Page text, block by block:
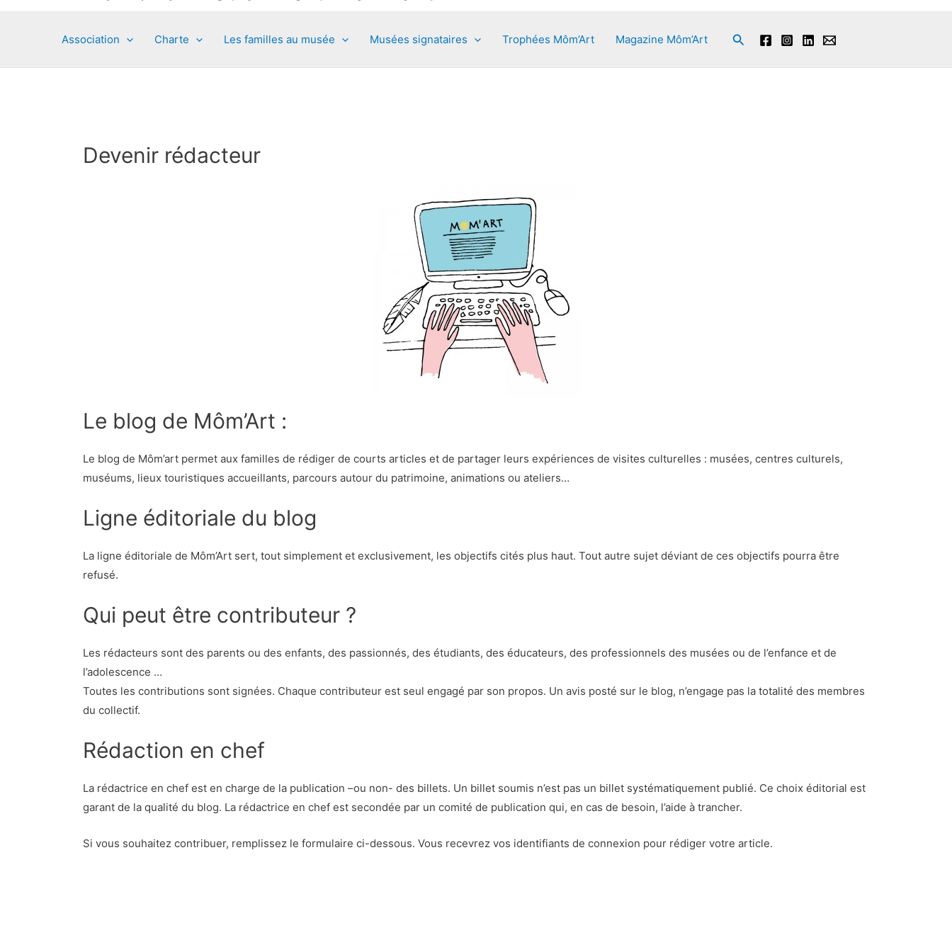
Association Charte Les familles au musée Musées signataires Trophées Môm’Art Magazine Môm’Art Rechercher
Devenir rédacteur
Le blog de Môm’Art :
Le blog de Môm’art permet aux familles de rédiger de courts articles et de partager leurs expériences de visites culturelles : musées, centres culturels,
muséums, lieux touristiques accueillants, parcours autour du patrimoine, animations ou ateliers…
Ligne éditoriale du blog
La ligne éditoriale de Môm’Art sert, tout simplement et exclusivement, les objectifs cités plus haut. Tout autre sujet déviant de ces objectifs pourra être
refusé.
Qui peut être contributeur ?
Les rédacteurs sont des parents ou des enfants, des passionnés, des étudiants, des éducateurs, des professionnels des musées ou de l’enfance et de
l’adolescence …
Toutes les contributions sont signées. Chaque contributeur est seul engagé par son propos. Un avis posté sur le blog, n’engage pas la totalité des membres
du collectif.
Rédaction en chef
La rédactrice en chef est en charge de la publication –ou non- des billets. Un billet soumis n’est pas un billet systématiquement publié. Ce choix éditorial est
garant de la qualité du blog. La rédactrice en chef est secondée par un comité de publication qui, en cas de besoin, l’aide à trancher.
Si vous souhaitez contribuer, remplissez le formulaire ci-dessous. Vous recevrez vos identifiants de connexion pour rédiger votre article.